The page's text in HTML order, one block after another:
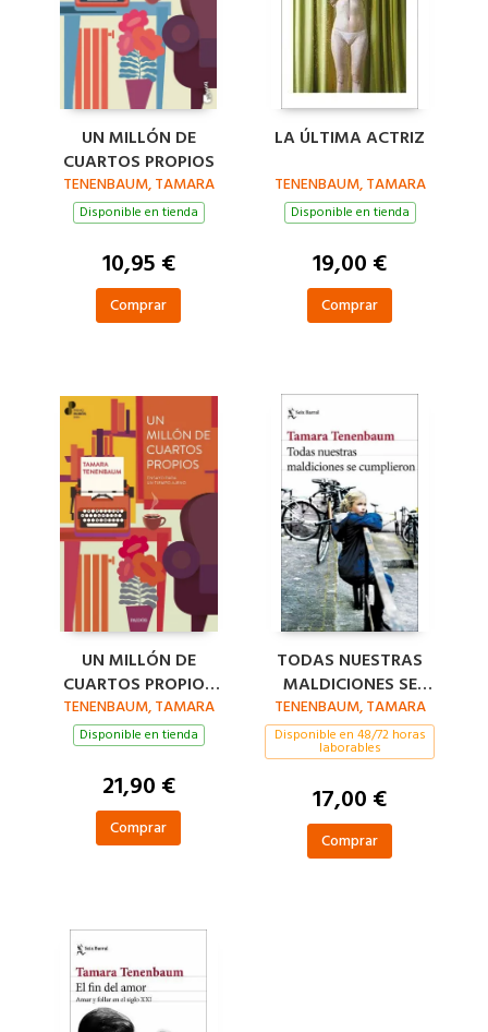
UN MILLÓN DE
CUARTOS PROPIOS
TENENBAUM, TAMARA
Disponible en tienda
10,95 €
Comprar
LA ÚLTIMA ACTRIZ
TENENBAUM, TAMARA
Disponible en tienda
19,00 €
Comprar
UN MILLÓN DE
CUARTOS PROPIOS
(PREMIO PAIDÓS
2025)
TENENBAUM, TAMARA
Disponible en tienda
21,90 €
Comprar
TODAS NUESTRAS
MALDICIONES SE
CUMPLIERON
TENENBAUM, TAMARA
Disponible en 48/72 horas
laborables
17,00 €
Comprar